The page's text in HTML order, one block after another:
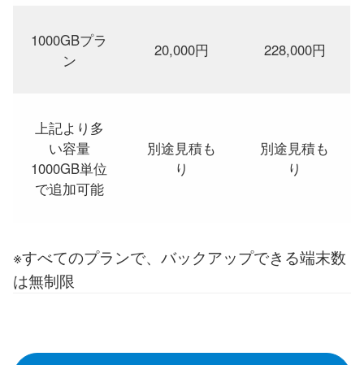
1000GBプラ
ン
20,000円 228,000円
上記より多
い容量
1000GB単位
で追加可能
別途見積も
り
別途見積も
り
※すべてのプランで、バックアップできる端末数
は無制限